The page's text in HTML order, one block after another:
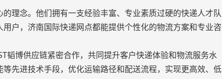
理念。他们拥有一支经验丰富、专业素质过硬的快递人才队
户，济南国际快递网点都能提供个性化的物流方案和专业咨
韬博供应链紧密合作，共同提升客户快递体验和物流服务水
先进技术手段，优化运输路径和配送流程，实现更高效、低